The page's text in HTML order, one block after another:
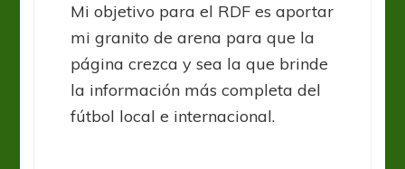
Mi objetivo para el RDF es aportar
mi granito de arena para que la
página crezca y sea la que brinde
la información más completa del
fútbol local e internacional.